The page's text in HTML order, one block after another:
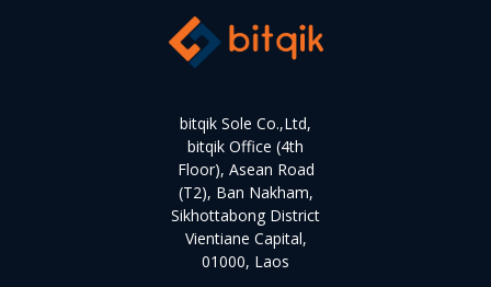
bitqik Sole Co.,Ltd,
bitqik Office (4th
Floor), Asean Road
(T2), Ban Nakham,
Sikhottabong District
Vientiane Capital,
01000, Laos